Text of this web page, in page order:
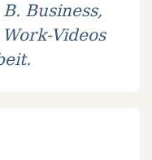
Business,
Videos